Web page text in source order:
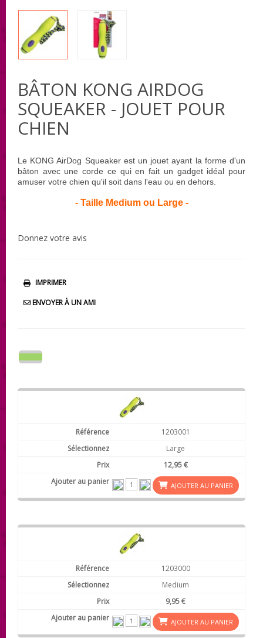
BÂTON KONG AIRDOG
SQUEAKER - JOUET POUR
CHIEN
Le KONG AirDog Squeakerest un jouet ayant la forme d'un
bâton avec une corde ce qui en fait un gadget idéal pour
amuser votre chien qu'il soit dans l'eau ou en dehors.
- Taille Medium ou Large -
Donnez votre avis
IMPRIMER
ENVOYER À UN AMI
1203001
Large
12,95 €
AJOUTER AU PANIER
1203000
Medium
9,95 €
AJOUTER AU PANIER